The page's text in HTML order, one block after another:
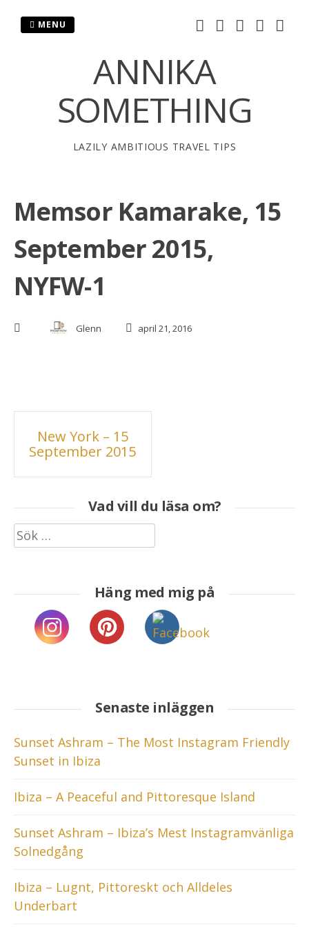
ANNIKA
SOMETHING
LAZILY AMBITIOUS TRAVEL TIPS
MENU
Memsor Kamarake, 15
September 2015,
NYFW-1
Glenn april 21, 2016
Inläggsnavigering
New York – 15
September 2015
Vad vill du läsa om?
Sök
efter:
Häng med mig på
Senaste inläggen
Sunset Ashram – The Most Instagram Friendly
Sunset in Ibiza
Ibiza – A Peaceful and Pittoresque Island
Sunset Ashram – Ibiza’s Mest Instagramvänliga
Solnedgång
Ibiza – Lugnt, Pittoreskt och Alldeles
Underbart